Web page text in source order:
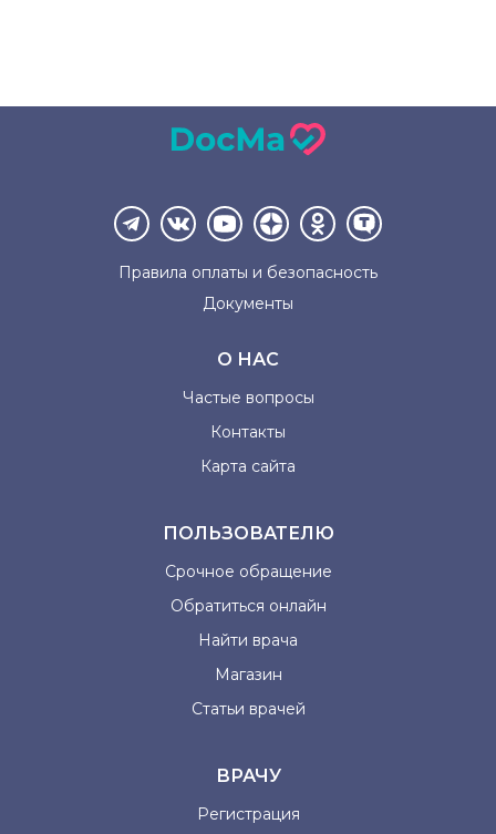
Правила оплаты и безопасность
Документы
О НАС
Частые вопросы
Контакты
Карта сайта
ПОЛЬЗОВАТЕЛЮ
Срочное обращение
Обратиться онлайн
Найти врача
Магазин
Статьи врачей
ВРАЧУ
Регистрация